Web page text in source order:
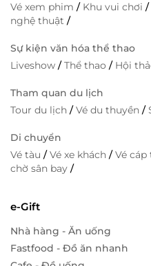
Vé xem phim / Khu vui chơi /
nghệ thuật /
Sự kiện văn hóa thể thao
Liveshow /Thể thao / Hội
Tham quan du lịch
Tour du lịch /Vé du thuyền /
Di chuyển
Vé tàu /Vé xe khách /Vé cáp
chờ sân bay /
e-Gift
Nhà hàng - Ăn uống
Fastfood - Đồ ăn nhanh